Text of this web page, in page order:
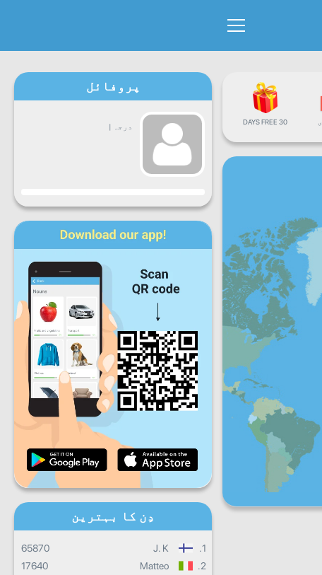
30 DAYS FREE
پروفائل
درجہ |
پیش رفت
سوموار منگل جمعرات
جمعہ ہفتہ
روزانہ کی پیش رفت
ماہانہ پیش رفت
مجموعی کارکردگی
دِن کا بہترین
1.
J. K
65870
2.
Matteo
17640